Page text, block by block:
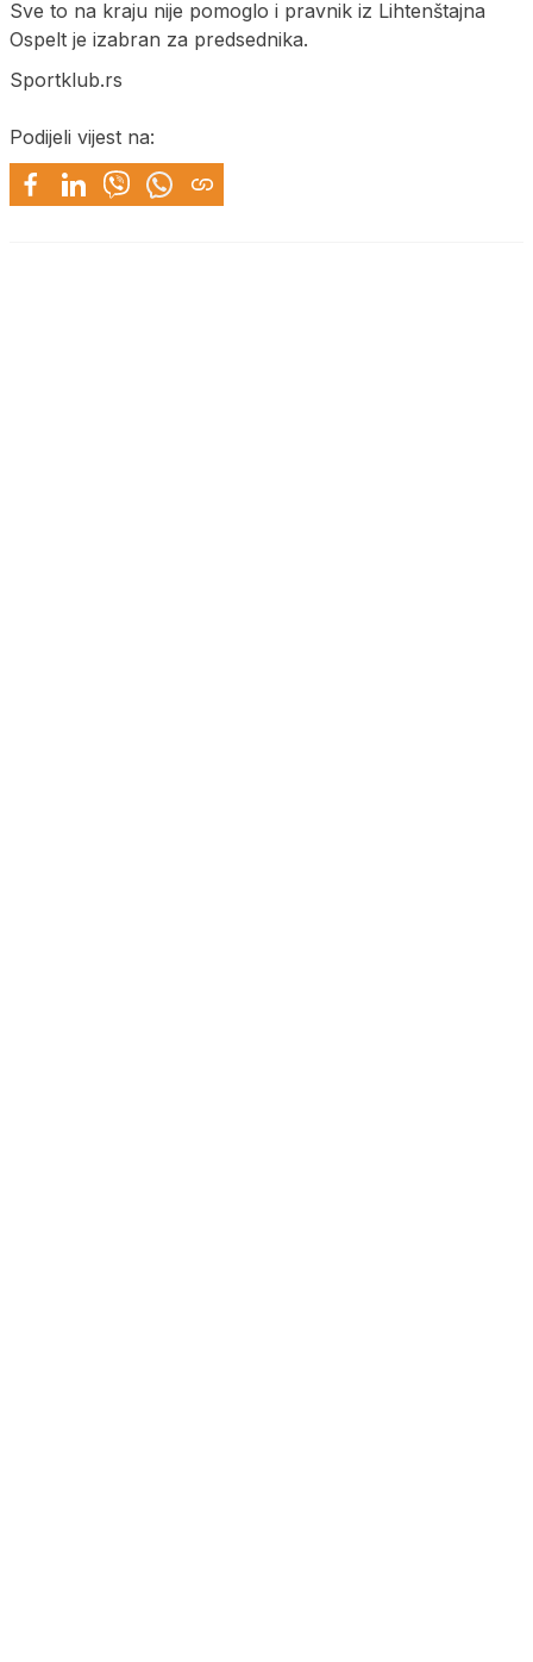
Sve to na kraju nije pomoglo i pravnik iz Lihtenštajna
Ospelt je izabran za predsednika.
Sportklub.rs
Podijeli vijest na: